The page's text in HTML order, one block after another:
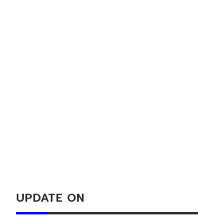
UPDATE ON